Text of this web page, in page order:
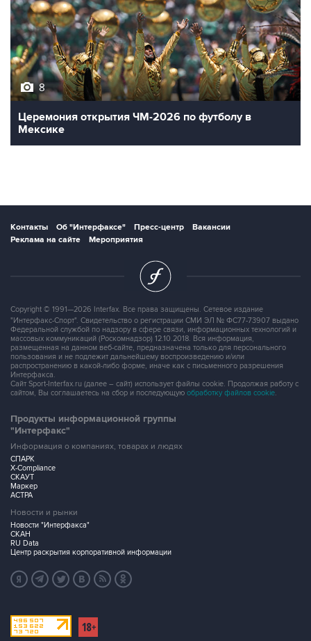
8
Церемония открытия ЧМ-2026 по футболу в
Мексике
Контакты Об "Интерфаксе" Пресс-центр
Вакансии
Реклама на сайте
Мероприятия
Copyright © 1991—2026 Interfax. Все права защищены. Сетевое издание
"Интерфакс-Спорт". Свидетельство о регистрации СМИ ЭЛ № ФС77-73907 выдано
Федеральной службой по надзору в сфере связи, информационных технологий и
массовых коммуникаций (Роскомнадзор) 12.10.2018. Вся информация,
размещенная на данном веб-сайте, предназначена только для персонального
пользования и не подлежит дальнейшему воспроизведению и/или
распространению в какой-либо форме, иначе как с письменного разрешения
Интерфакса.
Сайт Sport-Interfax.ru (далее – сайт) использует файлы cookie. Продолжая работу с
сайтом, Вы соглашаетесь на сбор и последующую обработку файлов cookie.
Продукты информационной группы
"Интерфакс"
Информация о компаниях, товарах и людях
СПАРК
X-Compliance
СКАУТ
Маркер
АСТРА
Новости и рынки
Новости "Интерфакса"
СКАН
RU Data
Центр раскрытия корпоративной информации